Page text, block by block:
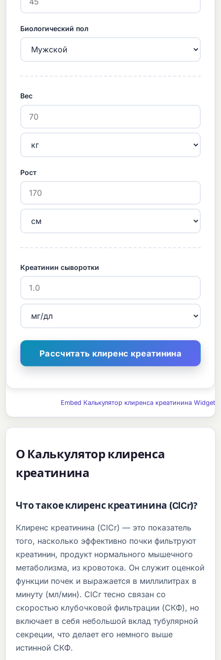
Биологический пол
Вес
Рост
Креатинин сыворотки
Рассчитать клиренс креатинина
Embed Калькулятор клиренса креатинина Widget
О Калькулятор клиренса
креатинина
Что такое клиренс креатинина (ClCr)?
Клиренс креатинина (ClCr) — это показатель
того, насколько эффективно почки фильтруют
креатинин, продукт нормального мышечного
метаболизма, из кровотока. Он служит оценкой
функции почек и выражается в миллилитрах в
минуту (мл/мин). ClCr тесно связан со
скоростью клубочковой фильтрации (СКФ), но
включает в себя небольшой вклад тубулярной
секреции, что делает его немного выше
истинной СКФ.